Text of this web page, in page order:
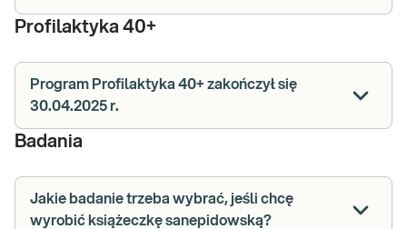
Profilaktyka 40+
Program Profilaktyka 40+ zakończył się
30.04.2025 r.
Badania
Jakie badanie trzeba wybrać, jeśli chcę
wyrobić książeczkę sanepidowską?